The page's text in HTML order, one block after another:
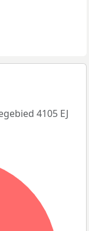
4105 EJ